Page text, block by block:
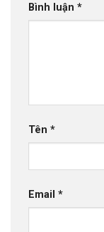
Bình luận *
Tên *
Email *